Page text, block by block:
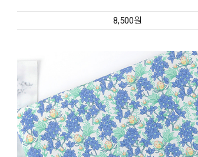
8,500원